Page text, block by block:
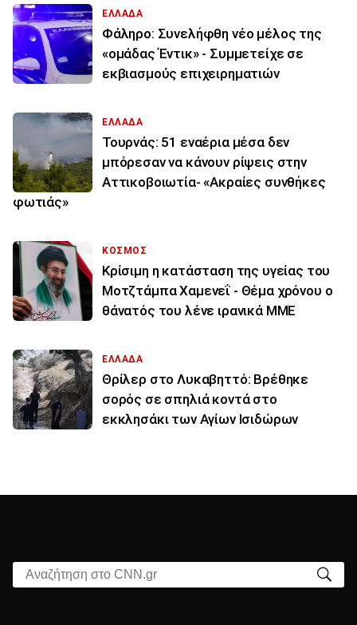
ΕΛΛΑΔΑ
Φάληρο: Συνελήφθη νέο μέλος της
«ομάδας Έντικ» - Συμμετείχε σε
εκβιασμούς επιχειρηματιών
ΕΛΛΑΔΑ
Τουρνάς: 51 εναέρια μέσα δεν
μπόρεσαν να κάνουν ρίψεις στην
Αττικοβοιωτία- «Ακραίες συνθήκες
φωτιάς»
ΚΟΣΜΟΣ
Κρίσιμη η κατάσταση της υγείας του
Μοτζτάμπα Χαμενεΐ - Θέμα χρόνου ο
θάνατός του λένε ιρανικά ΜΜΕ
ΕΛΛΑΔΑ
Θρίλερ στο Λυκαβηττό: Βρέθηκε
σορός σε σπηλιά κοντά στο
εκκλησάκι των Αγίων Ισιδώρων
Αναζήτηση στο CNN.gr